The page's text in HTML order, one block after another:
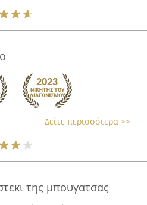
Δείτε περισσότερα >>
της μπουγατσας